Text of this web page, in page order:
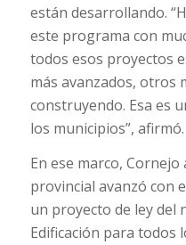
están desarrollando.
este programa con
todos esos proyectos
más avanzados, otros
construyendo. Esa es
los municipios”, afirmó.
En ese marco,
provincial avanzó con
un proyecto de ley del
Edificación para todos